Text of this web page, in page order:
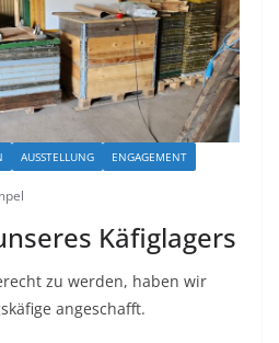
AUSSTELLUNG ENGAGEMENT
Käfiglagers
zu werden, haben wir
angeschafft.